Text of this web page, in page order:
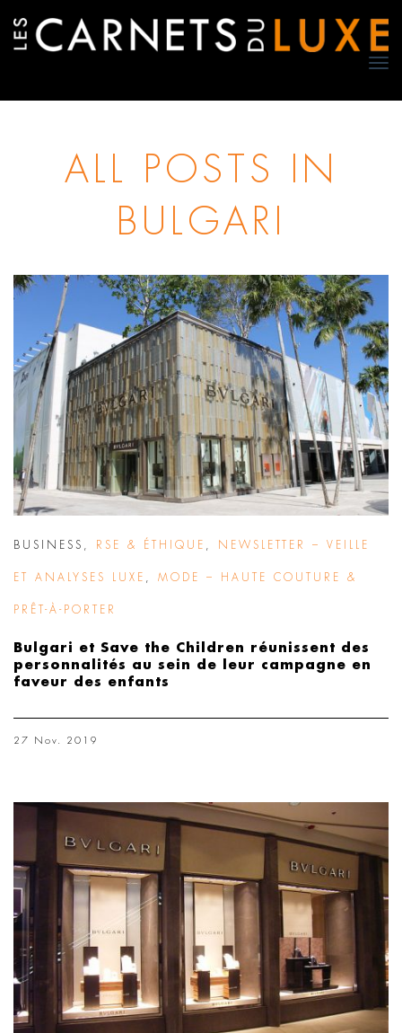
ALL POSTS IN
BULGARI
BUSINESS RSE & ÉTHIQUE NEWSLETTER – VEILLE
ET ANALYSES LUXE MODE – HAUTE COUTURE &
PRÊT-À-PORTER
Bulgari et Save the Children réunissent des
personnalités au sein de leur campagne en
faveur des enfants
27 Nov. 2019